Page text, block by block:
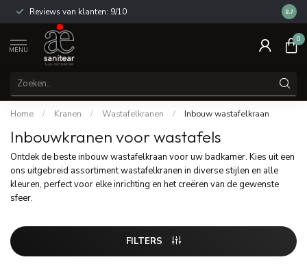
Reviews van klanten: 9/10 14
8.7
MENU
0
Home / Kranen / Wastafelkranen / Inbouw wastafelkraan
Inbouwkranen voor wastafels
Ontdek de beste inbouw wastafelkraan voor uw badkamer. Kies uit een
ons uitgebreid assortiment wastafelkranen in diverse stijlen en alle
kleuren, perfect voor elke inrichting en het creëren van de gewenste
sfeer.
FILTERS